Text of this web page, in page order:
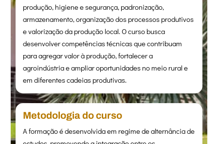
produção, higiene e segurança, padronização,
armazenamento, organização dos processos produtivos
e valorização da produção local. O curso busca
desenvolver competências técnicas que contribuam
para agregar valor à produção, fortalecer a
agroindústria e ampliar oportunidades no meio rural e
em diferentes cadeias produtivas.
Metodologia do curso
A formação é desenvolvida em regime de alternância de